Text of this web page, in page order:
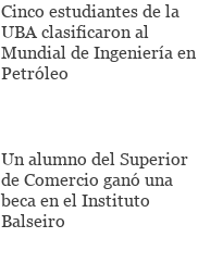
Cinco estudiantes de la
UBA clasificaron al
Mundial de Ingeniería en
Petróleo
Un alumno del Superior
de Comercio ganó una
beca en el Instituto
Balseiro